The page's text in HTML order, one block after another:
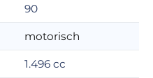
90
motorisch
1.496 cc